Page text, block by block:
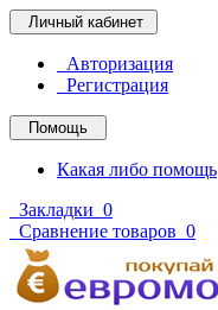
Личный кабинет
Авторизация
Регистрация
Помощь
Какая либо помощь
Закладки 0
Сравнение товаров 0